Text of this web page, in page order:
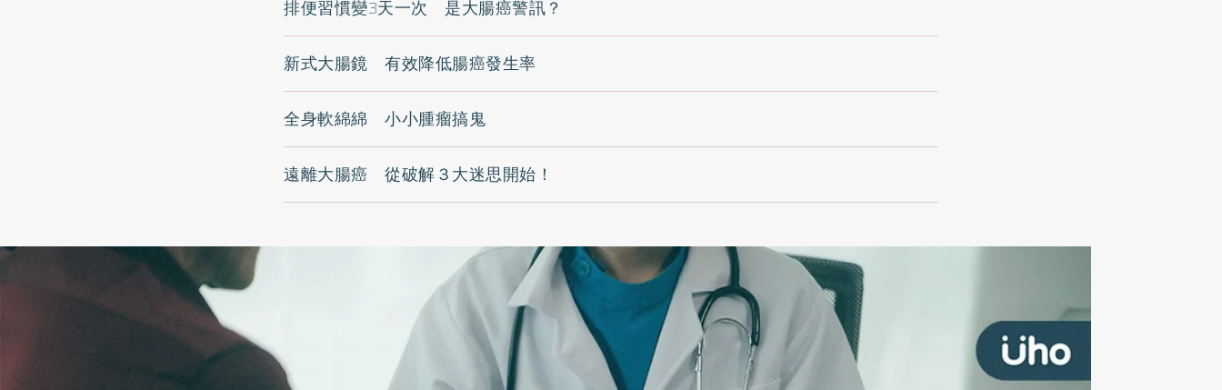
排便習慣變3天一次 是大腸癌警訊？
新式大腸鏡 有效降低腸癌發生率
全身軟綿綿 小小腫瘤搞鬼
遠離大腸癌 從破解３大迷思開始！